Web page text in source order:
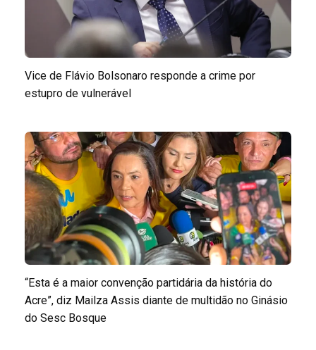
Vice de Flávio Bolsonaro responde a crime por
estupro de vulnerável
“Esta é a maior convenção partidária da história do
Acre”, diz Mailza Assis diante de multidão no Ginásio
do Sesc Bosque